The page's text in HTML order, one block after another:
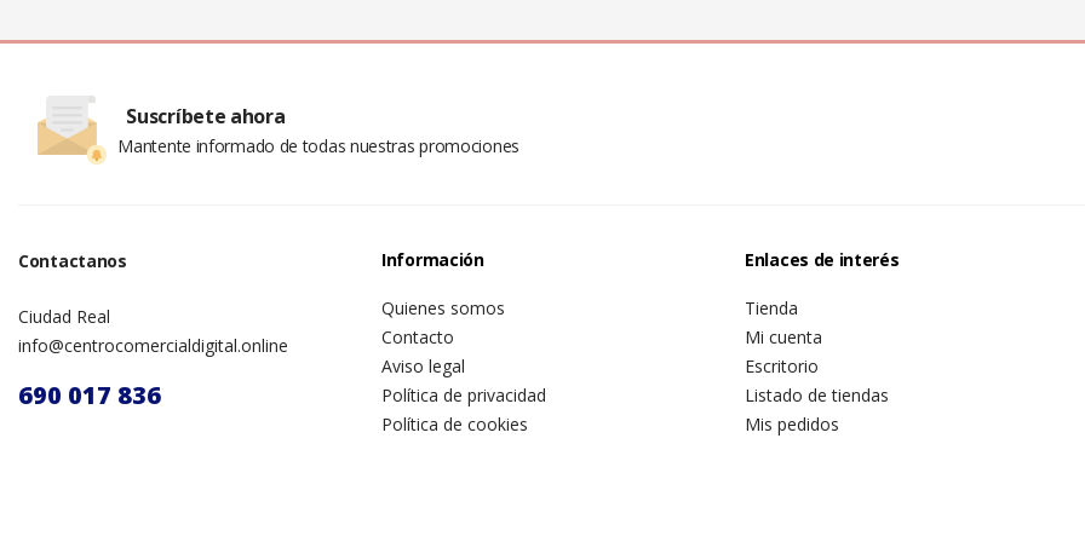
Suscríbete ahora
Mantente informado de todas nuestras promociones
Contactanos
Ciudad Real
info@centrocomercialdigital.online
690 017 836
Información
Quienes somos
Contacto
Aviso legal
Política de privacidad
Política de cookies
Enlaces de interés
Tienda
Mi cuenta
Escritorio
Listado de tiendas
Mis pedidos